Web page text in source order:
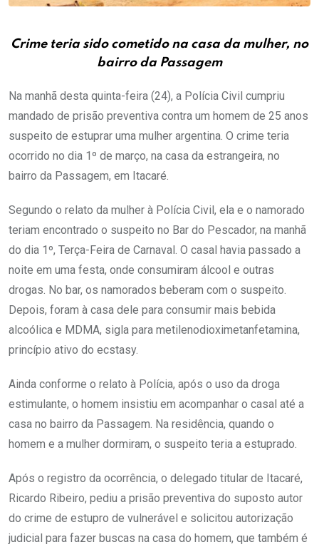
Crime teria sido cometido na casa da mulher, no
bairro da Passagem
Na manhã desta quinta-feira (24), a Polícia Civil cumpriu
mandado de prisão preventiva contra um homem de 25 anos
suspeito de estuprar uma mulher argentina. O crime teria
ocorrido no dia 1º de março, na casa da estrangeira, no
bairro da Passagem, em Itacaré.
Segundo o relato da mulher à Polícia Civil, ela e o namorado
teriam encontrado o suspeito no Bar do Pescador, na manhã
do dia 1º, Terça-Feira de Carnaval. O casal havia passado a
noite em uma festa, onde consumiram álcool e outras
drogas. No bar, os namorados beberam com o suspeito.
Depois, foram à casa dele para consumir mais bebida
alcoólica e MDMA, sigla para metilenodioximetanfetamina,
princípio ativo do ecstasy.
Ainda conforme o relato à Polícia, após o uso da droga
estimulante, o homem insistiu em acompanhar o casal até a
casa no bairro da Passagem. Na residência, quando o
homem e a mulher dormiram, o suspeito teria a estuprado.
Após o registro da ocorrência, o delegado titular de Itacaré,
Ricardo Ribeiro, pediu a prisão preventiva do suposto autor
do crime de estupro de vulnerável e solicitou autorização
judicial para fazer buscas na casa do homem, que também é